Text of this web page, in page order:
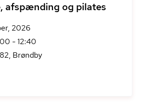
afspænding og pilates
2026
- 12:40
Brøndby